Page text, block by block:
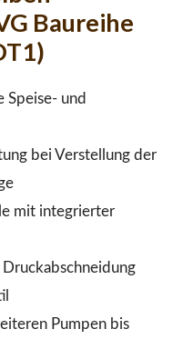
Baureihe
Speise- und
bei Verstellung der
mit integrierter
Pumpen bis